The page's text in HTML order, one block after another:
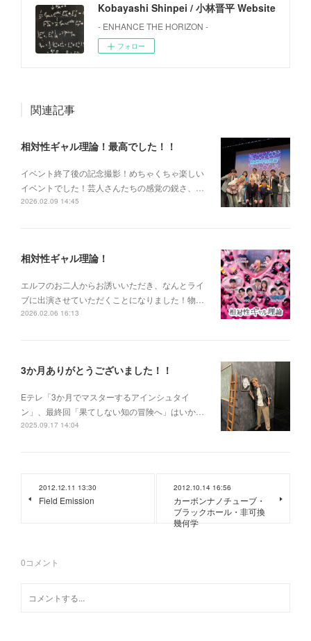
Kobayashi Shinpei / 小林晋平 Website
- ENHANCE THE HORIZON -
フォロー
関連記事
相対性ギャル理論！最高でした！！
イベント終了後の記念撮影！めちゃくちゃ楽しい
イベントでした！芸人さんたちの感覚の鋭さ、…
2026.02.09 14:45
相対性ギャル理論！
エルフのお二人からお誘いいただき、なんとライ
ブに出演させていただくことになりました！物…
2026.02.06 16:13
3か月ありがとうございました！！
Eテレ「3か月でマスターするアインシュタイ
ン」、最終回「果てしない知の冒険へ」はいか…
2025.09.17 14:04
2012.12.11 13:30
Field Emission
2012.10.14 16:56
カーボンナノチューブ・
ブラックホール・非可換
幾何学
0コメント